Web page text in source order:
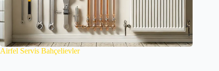
Airfel Servis Bahçelievler